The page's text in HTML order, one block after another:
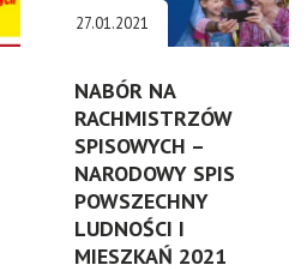
27.01.2021
NABÓR NA
RACHMISTRZÓW
SPISOWYCH –
NARODOWY SPIS
POWSZECHNY
LUDNOŚCI I
MIESZKAŃ 2021